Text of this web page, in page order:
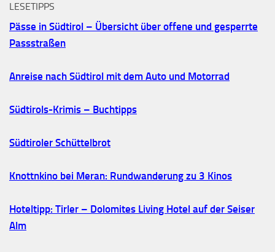
LESETIPPS
Pässe in Südtirol – Übersicht über offene und gesperrte
Passstraßen
Anreise nach Südtirol mit dem Auto und Motorrad
Südtirols-Krimis – Buchtipps
Südtiroler Schüttelbrot
Knottnkino bei Meran: Rundwanderung zu 3 Kinos
Hoteltipp: Tirler – Dolomites Living Hotel auf der Seiser
Alm